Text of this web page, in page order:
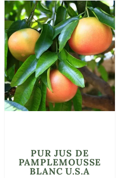
PUR JUS DE
PAMPLEMOUSSE
BLANC U.S.A